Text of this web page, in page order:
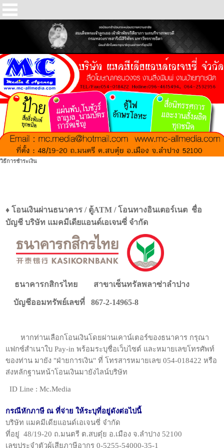
วิธีการชำระเงิน
♦ โอนเงินผ่านธนาคาร / ตู้ATM / โอนทางอินเตอร์เนต ชื่อ
บัญชี บริษัท แมคมีเดียแอนด์เอเจนซี่ จำกัด
ธนาคารกสิกรไทย สาขาเซ็นทรัลพลาซ่าลำปาง
บัญชีออมทรัพย์เลขที่ 867-2-14965-8
หากท่านเลือกโอนเงินโดยผ่านเคาน์เตอร์ของธนาคาร กรุณา
แฟกซ์สำเนาใบ Pay-in พร้อมระบุชื่อเว็บไซต์ และหมายเลขโทรศัพท์
ของท่าน มายัง "ฝ่ายการเงิน" ที่ โทรสารหมายเลข 054-018422 หรือ
ส่งหลักฐานหน้าโอนเงินมายังไลน์บริษัท
ID Line : Mc.Media
กรณีหักภาษี ณ ที่จ่าย ให้ระบุที่อยู่ดังต่อไปนี้
บริษัท แมคมีเดียแอนด์เอเจนซี่ จำกัด
ที่อยู่ 48/19-20 ถ.มนตรี ต.สบตุ๋ย อ.เมือง จ.ลำปาง 52100
เลขประจำตัวผู้เสียภาษีอากร 0-5255-54000-35-1